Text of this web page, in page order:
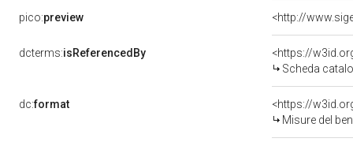
pico:preview
dcterms:isReferencedBy
<https://
Scheda
dc:format
<https://
Misure del